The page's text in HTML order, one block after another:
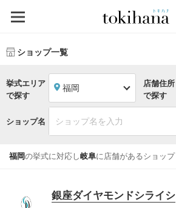
ショップ一覧
挙式エリア
で探す
福岡
店舗住所
で探す
ショップ名
福岡の挙式に対応し岐阜に店舗があるショッ
銀座ダイヤモンドシライシ